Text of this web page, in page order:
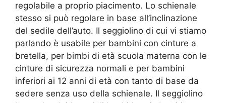
regolabile a proprio piacimento. Lo schienale
stesso si può regolare in base all’inclinazione
del sedile dell’auto. Il seggiolino di cui vi stiamo
parlando è usabile per bambini con cinture a
bretella, per bimbi di età scuola materna con le
cinture di sicurezza normali e per bambini
inferiori ai 12 anni di età con tanto di base da
sedere senza uso della schienale. Il seggiolino